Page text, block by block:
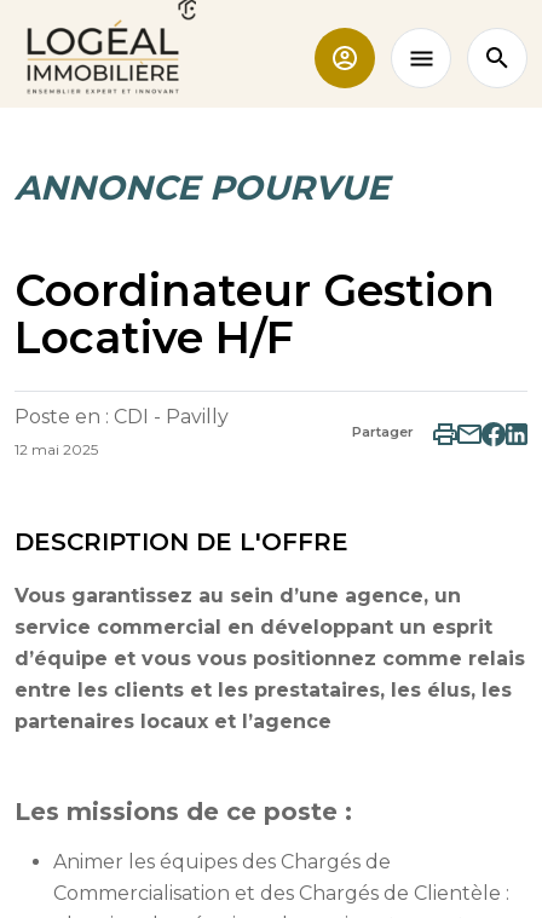
ANNONCE POURVUE
Coordinateur Gestion
Locative H/F
Poste en : CDI - Pavilly
12 mai 2025
Partager
DESCRIPTION DE L'OFFRE
Vous garantissez au sein d’une agence, un
service commercial en développant un esprit
d’équipe et vous vous positionnez comme relais
entre les clients et les prestataires, les élus, les
partenaires locaux et l’agence
Les missions de ce poste :
Animer les équipes des Chargés de
Commercialisation et des Chargés de Clientèle :